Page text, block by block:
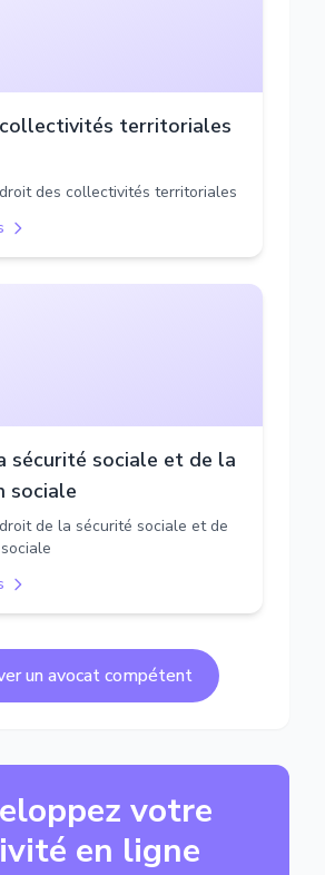
territoriales
des collectivités territoriales
sécurité sociale et de la
sociale
de la sécurité sociale et de
un avocat compétent
votre
en ligne